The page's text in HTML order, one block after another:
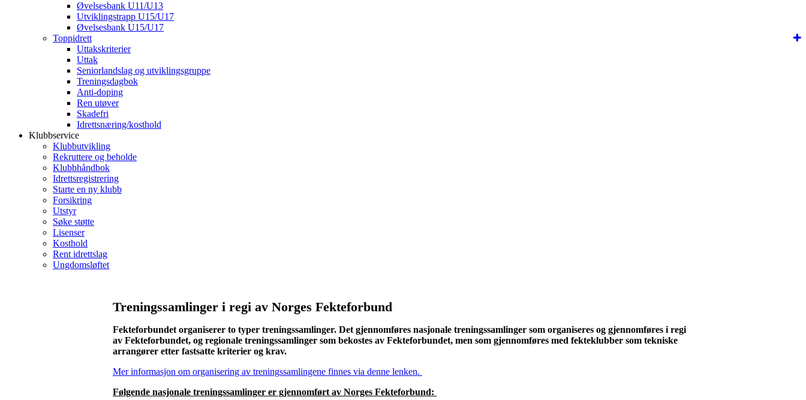
Øvelsesbank U11/U13
Utviklingstrapp U15/U17
Øvelsesbank U15/U17
Toppidrett
Uttakskriterier
Uttak
Seniorlandslag og utviklingsgruppe
Treningsdagbok
Anti-doping
Ren utøver
Skadefri
Idrettsnæring/kosthold
Klubbservice
Klubbutvikling
Rekruttere og beholde
Klubbhåndbok
Idrettsregistrering
Starte en ny klubb
Forsikring
Utstyr
Søke støtte
Lisenser
Kosthold
Rent idrettslag
Ungdomsløftet
Treningssamlinger i regi av Norges Fekteforbund
Fekteforbundet organiserer to typer treningssamlinger. Det gjennomføres nasjonale treningssamlinger som organiseres og gjennomføres i regi
av Fekteforbundet, og regionale treningssamlinger som bekostes av Fekteforbundet, men som gjennomføres med fekteklubber som tekniske
arrangører etter fastsatte kriterier og krav.
Mer informasjon om organisering av treningssamlingene finnes via denne lenken.
Følgende nasjonale treningssamlinger er gjennomført av Norges Fekteforbund: